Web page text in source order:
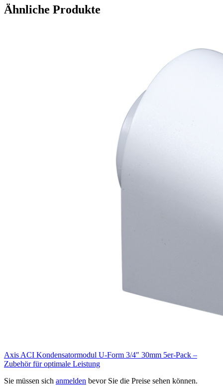
Ähnliche Produkte
Axis ACI Kondensatormodul U-Form 3/4″ 30mm 5er-Pack –
Zubehör für optimale Leistung
Sie müssen sich anmelden bevor Sie die Preise sehen können.